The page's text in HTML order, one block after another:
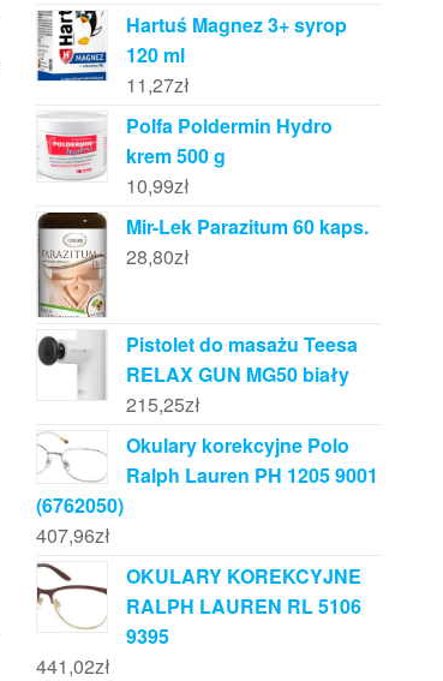
Hartuś Magnez 3+ syrop
120 ml
11,27zł
Polfa Poldermin Hydro
krem 500 g
10,99zł
Mir-Lek Parazitum 60 kaps.
28,80zł
Pistolet do masażu Teesa
RELAX GUN MG50 biały
215,25zł
Okulary korekcyjne Polo
Ralph Lauren PH 1205 9001
(6762050)
407,96zł
OKULARY KOREKCYJNE
RALPH LAUREN RL 5106
9395
441,02zł